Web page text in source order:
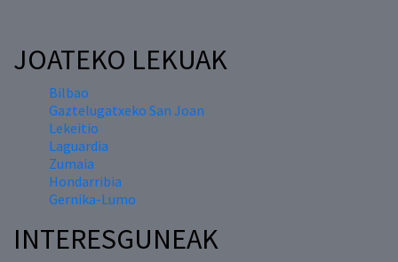
JOATEKO LEKUAK
Bilbao
Gaztelugatxeko San Joan
Lekeitio
Laguardia
Zumaia
Hondarribia
Gernika-Lumo
INTERESGUNEAK